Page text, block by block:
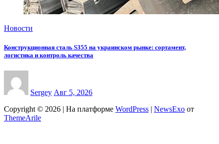
Новости
Конструкционная сталь S355 на украинском рынке: сортамент,
логистика и контроль качества
Sergey Авг 5, 2026
Copyright © 2026 | На платформе WordPress | NewsExo от
ThemeArile